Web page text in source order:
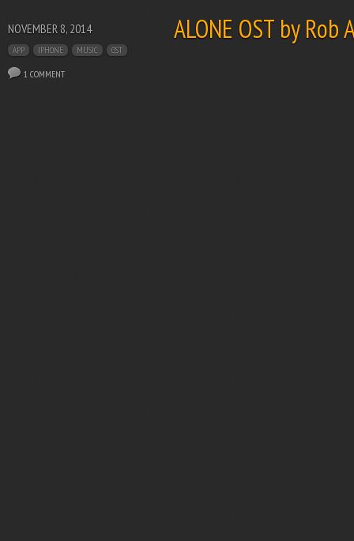
ALONE OST by Rob
NOVEMBER 8, 2014
APP IPHONE MUSIC OST
1 COMMENT